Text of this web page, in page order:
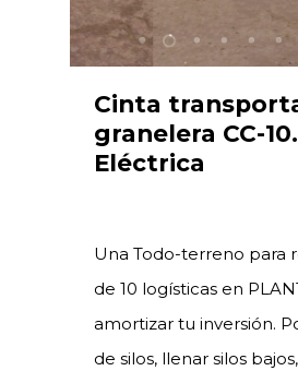
Cinta
granelera CC-
Eléctrica
Una Todo-terreno para
de 10 logísticas en
amortizar tu inversión.
de silos, llenar silos